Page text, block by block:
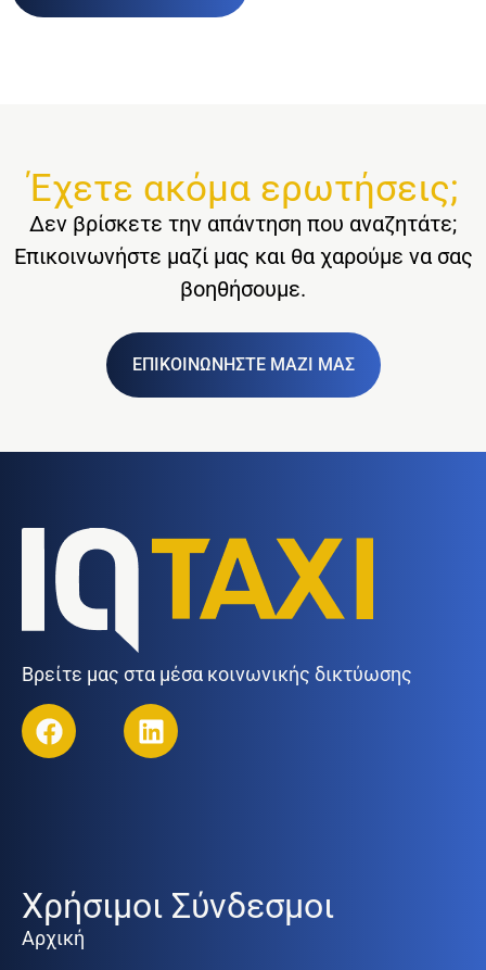
Έχετε ακόμα ερωτήσεις;
Δεν βρίσκετε την απάντηση που αναζητάτε;
Επικοινωνήστε μαζί μας και θα χαρούμε να σας
βοηθήσουμε.
ΕΠΙΚΟΙΝΩΝΗΣΤΕ ΜΑΖΙ ΜΑΣ
Βρείτε μας στα μέσα κοινωνικής δικτύωσης
Χρήσιμοι Σύνδεσμοι
Αρχική